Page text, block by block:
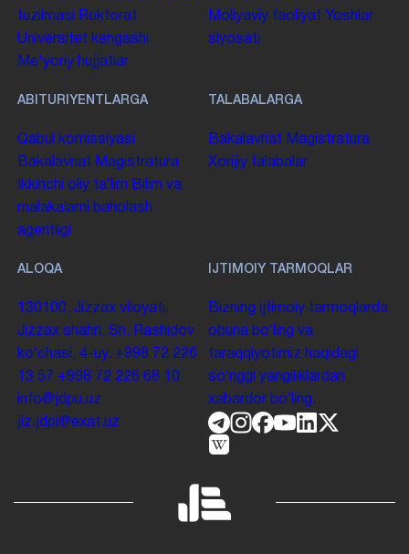
tuzilmasi
Rektorat
Universitet kengashi
Me'yoriy hujjatlar
Moliyaviy faoliyat Yoshlar
siyosati
ABITURIYENTLARGA
Qabul komissiyasi
Bakalavriat Magistratura
Ikkinchi oliy taʼlim Bilim va
malakalarni baholash
agentligi
TALABALARGA
Bakalavriat Magistratura
Xorijiy talabalar
ALOQA
130100. Jizzax viloyati,
Jizzax shahri, Sh. Rashidov
koʻchasi, 4-uy. +998 72 226
13 57 +998 72 226 68 10
info@jdpu.uz
jiz.jdpi@exat.uz
IJTIMOIY TARMOQLAR
Bizning ijtimoiy tarmoqlarda
obuna boʻling va
taraqqiyotimiz haqidagi
soʻnggi yangiliklardan
xabardor boʻling.